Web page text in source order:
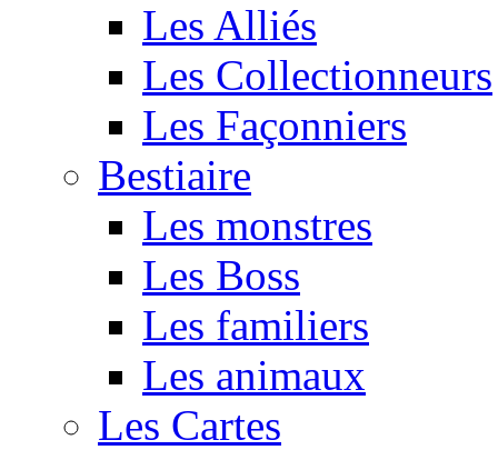
Les Alliés
Les Collectionneurs
Les Façonniers
Bestiaire
Les monstres
Les Boss
Les familiers
Les animaux
Les Cartes